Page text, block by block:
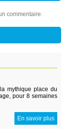
commentaire.
mythique place du
pour 8 semaines
En savoir plus